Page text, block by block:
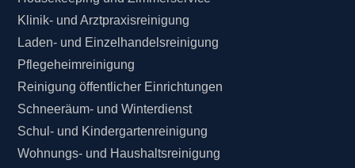
Klinik- und Arztpraxisreinigung
Laden- und Einzelhandelsreinigung
Pflegeheimreinigung
Reinigung öffentlicher Einrichtungen
Schneeräum- und Winterdienst
Schul- und Kindergartenreinigung
Wohnungs- und Haushaltsreinigung